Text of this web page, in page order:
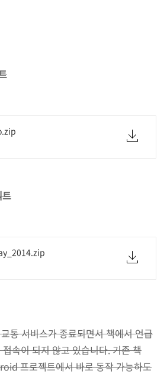
통 서비스가 종료되면서 책에서 언급
속이 되지 않고 있습니다. 기존 책
프로젝트에서 바로 동작 가능하도